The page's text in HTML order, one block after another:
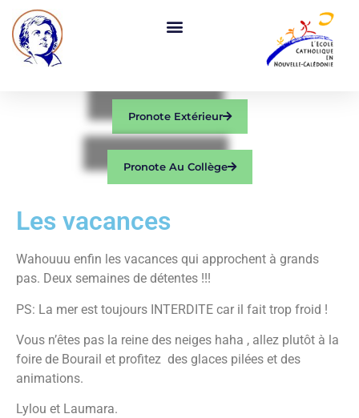
Pronote Extérieur
Pronote Au Collège
Les vacances
Wahouuu enfin les vacances qui approchent à grands
pas. Deux semaines de détentes !!!
PS: La mer est toujours INTERDITE car il fait trop froid !
Vous n’êtes pas la reine des neiges haha , allez plutôt à la
foire de Bourail et profitez des glaces pilées et des
animations.
Lylou et Laumara.